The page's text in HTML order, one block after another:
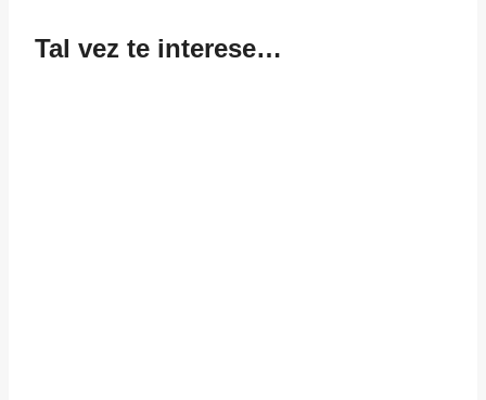
Tal vez te interese…